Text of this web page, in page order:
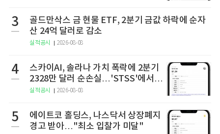
3
골드만삭스 금 현물 ETF, 2분기 금값 하락에 순자
산 24억 달러로 감소
실적공시 2026-08-08
4
스카이AI, 솔라나 가치 폭락에 2분기
2328만 달러 순손실…'STSS'에서
사명·티커 변경 완료
실적공시 2026-08-08
5
에이트코 홀딩스, 나스닥서 상장폐지
경고 받아…"최소 입찰가 미달"